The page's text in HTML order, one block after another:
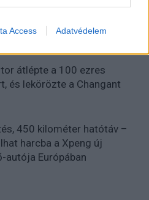
Access Adatvédelem
határt szabott: legfeljebb
hiba az elektromos autók
kijelzőjén
átlépte a 100 ezres
és lekörözte a Changant
450 kilométer hatótáv –
harcba a Xpeng új
autója Európában